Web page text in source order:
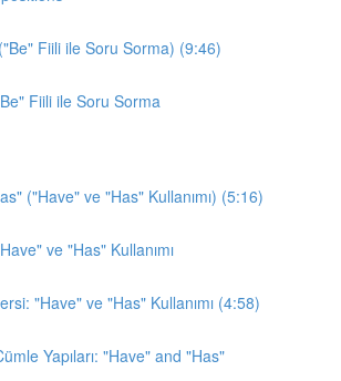
Fiili ile Soru Sorma) (9:46)
Fiili ile Soru Sorma
("Have" ve "Has" Kullanımı) (5:16)
ve "Has" Kullanımı
"Have" ve "Has" Kullanımı (4:58)
Yapıları: "Have" and "Has"